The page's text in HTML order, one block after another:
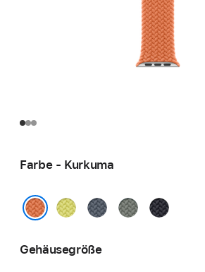
Farbe - Kurkuma
NeongelbMaritimblauGrüngrauMitternacht
Gehäusegröße